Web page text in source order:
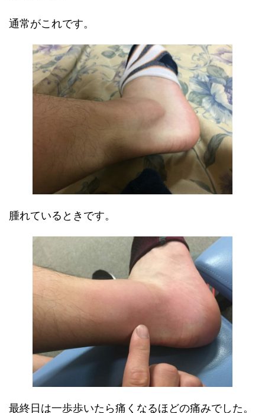
通常がこれです。
腫れているときです。
最終日は一歩歩いたら痛くなるほどの痛みでした。